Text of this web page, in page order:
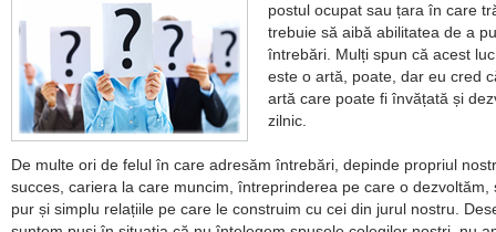
postul ocupat sau țara în care
trebuie să aibă abilitatea de a
întrebări. Mulți spun că acest
este o artă, poate, dar eu cred
artă care poate fi învățată și
zilnic.
De multe ori de felul în care adresăm întrebări, depinde propriul
succes, cariera la care muncim, întreprinderea pe care o dezvoltăm,
pur și simplu relațiile pe care le construim cu cei din jurul nostru.